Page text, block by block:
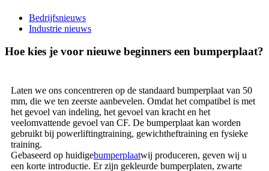
Bedrijfsnieuws
Industrie nieuws
Hoe kies je voor nieuwe beginners een bumperplaat?
Laten we ons concentreren op de standaard bumperplaat van 50
mm, die we ten zeerste aanbevelen. Omdat het compatibel is met
het gevoel van indeling, het gevoel van kracht en het
veelomvattende gevoel van CF. De bumperplaat kan worden
gebruikt bij powerliftingtraining, gewichtheftraining en fysieke
training.
Gebaseerd op huidigebumperplaatwij produceren, geven wij u
een korte introductie. Er zijn gekleurde bumperplaten, zwarte